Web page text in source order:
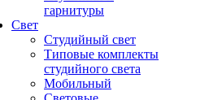
гарнитуры
Свет
Студийный свет
Типовые комплекты
студийного света
Мобильный